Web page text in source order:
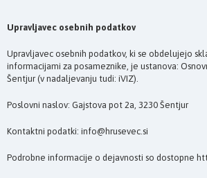
Upravljavec osebnih podatkov
Upravljavec osebnih podatkov, ki se obdelujejo
informacijami za posameznike, je ustanova:
Šentjur (v nadaljevanju tudi: iVIZ).
Poslovni naslov: Gajstova pot 2a, 3230 Šentjur
Kontaktni podatki: info@hrusevec.si
Podrobne informacije o dejavnosti so dostopne